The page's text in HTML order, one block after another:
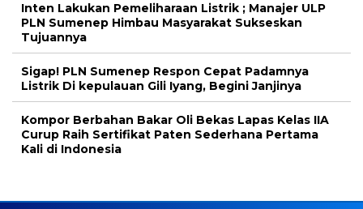
Inten Lakukan Pemeliharaan Listrik ; Manajer ULP
PLN Sumenep Himbau Masyarakat Sukseskan
Tujuannya
Sigap! PLN Sumenep Respon Cepat Padamnya
Listrik Di kepulauan Gili Iyang, Begini Janjinya
Kompor Berbahan Bakar Oli Bekas Lapas Kelas IIA
Curup Raih Sertifikat Paten Sederhana Pertama
Kali di Indonesia